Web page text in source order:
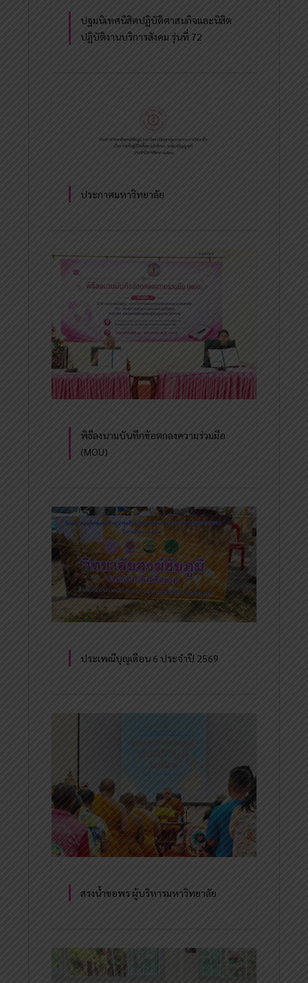
ปฐมนิเทศนิสิตปฏิบัติศาสนกิจและนิสิต
ปฏิบัติงานบริการสังคม รุ่นที่ 72
ประกาศมหาวิทยาลัย
พิธีลงนามบันทึกข้อตกลงความร่วมมือ
(MOU)
ประเพณีบุญเดือน 6 ประจำปี 2569
สรงน้ำขอพร ผู้บริหารมหาวิทยาลัย